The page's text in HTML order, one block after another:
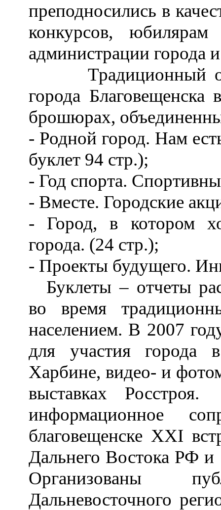
преподносились в
конкурсов,
администрации города
Традиционный
города
брошюрах,
- Родной город. Нам
буклет 94 стр.);
- Год спорта.
- Вместе. Городские
- Город, в котором
города. (24 стр.);
- Проекты будущего.
Буклеты–отчеты
во время
населением. В 2007
для участия города
Харбине, видео- и
выставках Росстроя.
информационное
благовещенске XXI
Дальнего Востока РФ
Организованы
Дальневосточного